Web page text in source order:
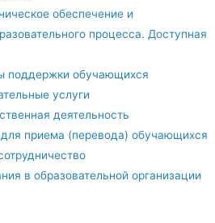
обеспечение и
процесса. Доступная
поддержки обучающихся
услуги
деятельность
приема (перевода) обучающихся
в образовательной организации